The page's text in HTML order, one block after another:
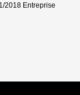
2018 Entreprise